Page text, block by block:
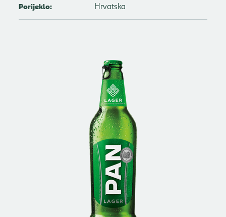
Porijeklo: Hrvatska